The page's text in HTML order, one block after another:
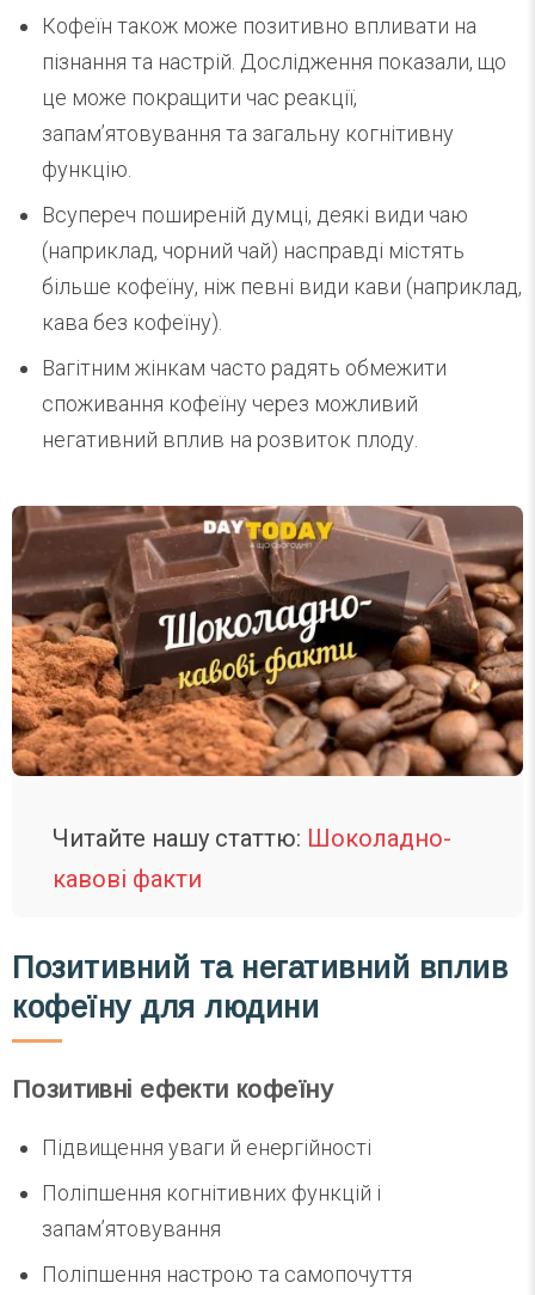
Кофеїн також може позитивно впливати на
пізнання та настрій. Дослідження показали, що
це може покращити час реакції,
запам’ятовування та загальну когнітивну
функцію.
Всупереч поширеній думці, деякі види чаю
(наприклад, чорний чай) насправді містять
більше кофеїну, ніж певні види кави (наприклад,
кава без кофеїну).
Вагітним жінкам часто радять обмежити
споживання кофеїну через можливий
негативний вплив на розвиток плоду.
Читайте нашу статтю: Шоколадно-
кавові факти
Позитивний та негативний вплив
кофеїну для людини
Позитивні ефекти кофеїну
Підвищення уваги й енергійності
Поліпшення когнітивних функцій і
запам’ятовування
Поліпшення настрою та самопочуття